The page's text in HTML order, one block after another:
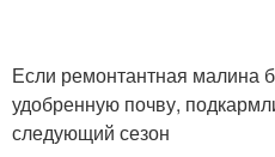
Если ремонтантная малина
удобренную почву,
следующий сезон